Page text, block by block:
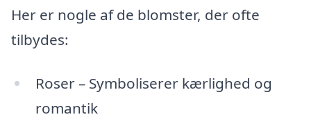
Her er nogle af de blomster, der ofte
tilbydes:
Roser – Symboliserer kærlighed og
romantik